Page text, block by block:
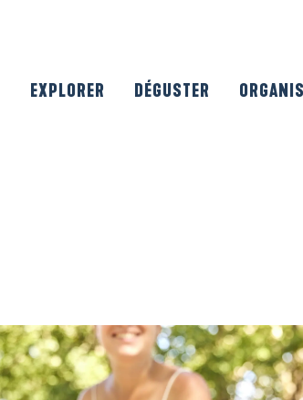
EXPLORER DÉGUSTER